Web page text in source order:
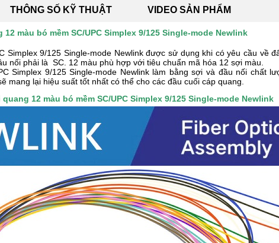
THÔNG SỐ KỸ THUẬT VIDEO SẢN PHẨM
12 màu bó mềm SC/UPC Simplex 9/125 Single-mode Newlink
Simplex 9/125 Single-mode Newlink được sử dụng khi có yêu cầu về
nối phải là SC. 12 màu phù hợp với tiêu chuẩn mã hóa 12 sợi màu.
Simplex 9/125 Single-mode Newlink làm bằng sợi và đầu nối chất
mang lại hiệu suất tốt nhất có thể cho các đầu cuối cáp quang.
quang 12 màu bó mềm SC/UPC Simplex 9/125 Single-mode Newlink